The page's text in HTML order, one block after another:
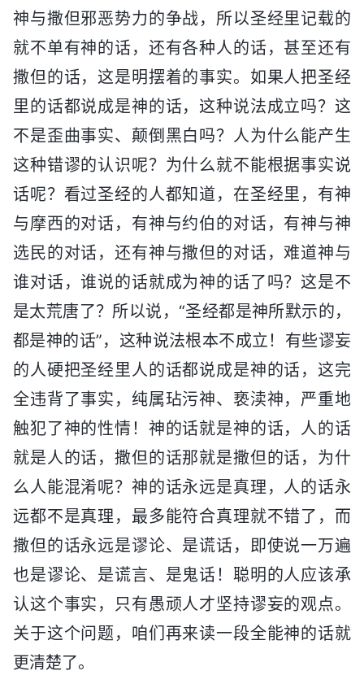
神与撒但邪恶势力的争战，所以圣经里记载的
就不单有神的话，还有各种人的话，甚至还有
撒但的话，这是明摆着的事实。如果人把圣经
里的话都说成是神的话，这种说法成立吗？这
不是歪曲事实、颠倒黑白吗？人为什么能产生
这种错谬的认识呢？为什么就不能根据事实说
话呢？看过圣经的人都知道，在圣经里，有神
与摩西的对话，有神与约伯的对话，有神与神
选民的对话，还有神与撒但的对话，难道神与
谁对话，谁说的话就成为神的话了吗？这是不
是太荒唐了？所以说，“圣经都是神所默示的，
都是神的话”，这种说法根本不成立！有些谬妄
的人硬把圣经里人的话都说成是神的话，这完
全违背了事实，纯属玷污神、亵渎神，严重地
触犯了神的性情！神的话就是神的话，人的话
就是人的话，撒但的话那就是撒但的话，为什
么人能混淆呢？神的话永远是真理，人的话永
远都不是真理，最多能符合真理就不错了，而
撒但的话永远是谬论、是谎话，即使说一万遍
也是谬论、是谎言、是鬼话！聪明的人应该承
认这个事实，只有愚顽人才坚持谬妄的观点。
关于这个问题，咱们再来读一段全能神的话就
更清楚了。